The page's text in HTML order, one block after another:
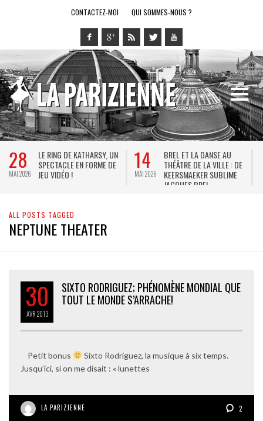
CONTACTEZ-MOI QUI SOMMES-NOUS ?
28
MAI 2026
LE RING DE KATHARSY, UN
SPECTACLE EN FORME DE
JEU VIDÉO !
14
MAI 2026
BREL ET LA DANSE AU
THÉÂTRE DE LA VILLE : DE
KEERSMAEKER SUBLIME
JACQUES BREL
ALL POSTS TAGGED
NEPTUNE THEATER
30
AVR2013
SIXTO RODRIGUEZ; PHÉNOMÈNE MONDIAL QUE
TOUT LE MONDE S’ARRACHE!
Petit bonus
Sixto Rodriguez, la musique à six temps.
Jusqu’ici, si on me disait : « lunettes
LA PARIZIENNE 2